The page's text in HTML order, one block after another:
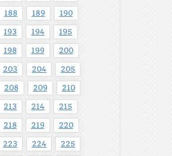
188 189 190
193 194 195
198 199 200
203 204 205
208 209 210
213 214 215
218 219 220
223 224 225